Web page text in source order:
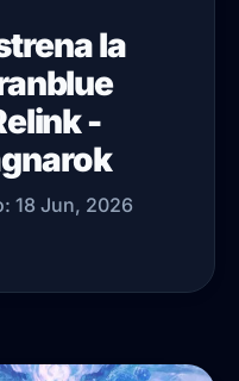
la
-
18 Jun, 2026